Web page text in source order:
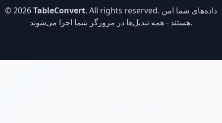
© 2026TableConvert. All rights reserved. داده‌های شما امن
هستند - همه تبدیل‌ها در مرورگر شما اجرا می‌شوند.